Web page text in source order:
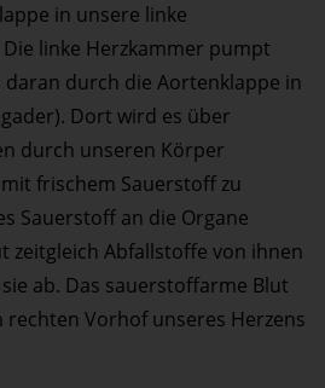
in unsere linke
linke Herzkammer pumpt
daran durch die Aortenklappe in
Dort wird es über
durch unseren Körper
frischem Sauerstoff zu
Sauerstoff an die Organe
zeitgleich Abfallstoffe von ihnen
ab. Das sauerstoffarme Blut
rechten Vorhof unseres Herzens